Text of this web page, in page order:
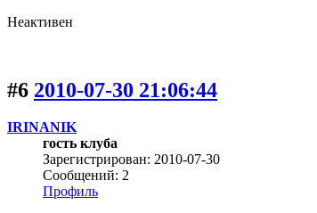
Неактивен
#6 2010-07-30 21:06:44
IRINANIK
гость клуба
Зарегистрирован: 2010-07-30
Сообщений: 2
Профиль